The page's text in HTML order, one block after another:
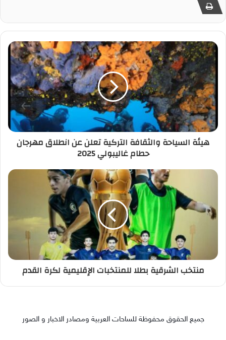
هيئة السياحة والثقافة التركية تعلن عن انطلاق مهرجان
حطام غاليبولي 2025
منتخب الشرقية بطلا للمنتخبات الإقليمية لكرة القدم
جميع الحقوق محفوظة للساحات العربية ومصادر الاخبار و الصور